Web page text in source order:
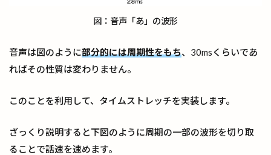
図：音声「あ」の波形
音声は図のように部分的には周期性をもち、30msくらいであ
ればその性質は変わりません。
このことを利用して、タイムストレッチを実装します。
ざっくり説明すると下図のように周期の一部の波形を切り取
ることで話速を速めます。